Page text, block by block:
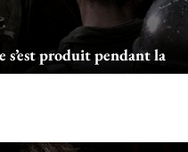
s’est produit pendant la